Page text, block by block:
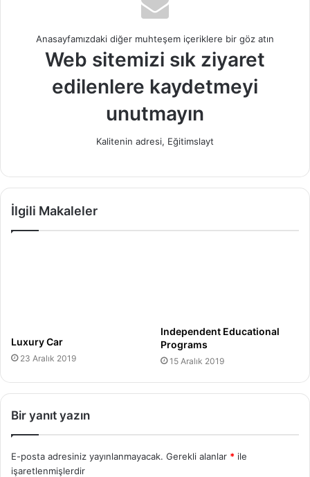
Anasayfamızdaki diğer muhteşem içeriklere bir göz atın
Web sitemizi sık ziyaret
edilenlere kaydetmeyi
unutmayın
Kalitenin adresi, Eğitimslayt
İlgili Makaleler
Luxury Car
23 Aralık 2019
Independent Educational
Programs
15 Aralık 2019
Bir yanıt yazın
E-posta adresiniz yayınlanmayacak. Gerekli alanlar * ile
işaretlenmişlerdir